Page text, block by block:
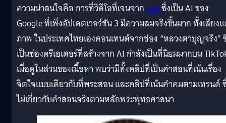
ความน่าสนใจคือ การที่วิดีโอที่เจนจากVeoซึ่งเป็น AI ของ
Google ที่เพิ่งอัปเดตเวอร์ชัน 3 มีความสมจริงขึ้นมาก ทั้งเสียง
ภาพ ในประเทศไทยเองคอนเทนต์จากช่อง “หลวงตาบุญจริง”
เป็นช่องครีเอเตอร์ที่สร้างจาก AI กำลังเป็นที่นิยมมากบน
เมื่อดูในส่วนของเนื้อหา พบว่ามีทั้งคลิปที่เป็นคำสอนที่เน้นเรื่อง
จิตใจแบบเดียวกับที่พระสอน และคลิปที่เน้นคำคมตามเทรนด์
ไม่เกี่ยวกับคำสอนจริงตามหลักพระพุทธศาสนา